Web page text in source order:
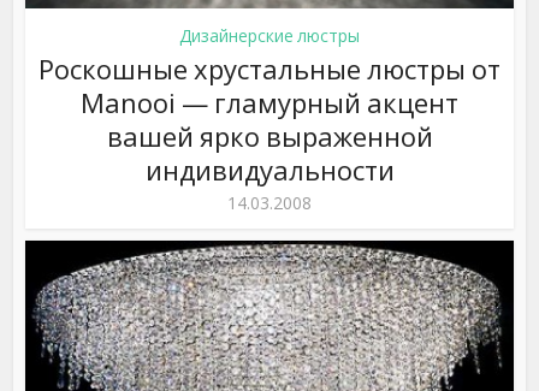
Дизайнерские люстры
Роскошные хрустальные люстры от
Manooi — гламурный акцент
вашей ярко выраженной
индивидуальности
14.03.2008